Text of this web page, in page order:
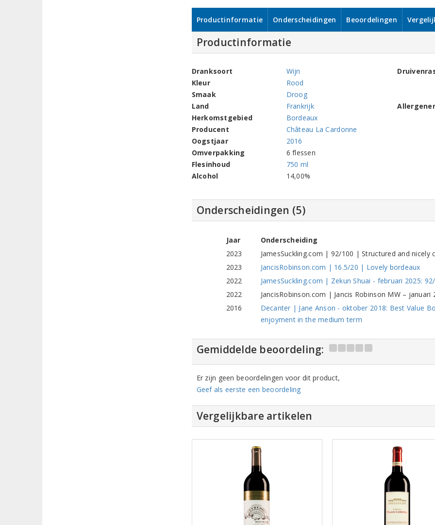
Productinformatie Onderscheidingen Beoordelingen
Productinformatie
Dranksoort
Wijn
Kleur
Rood
Smaak
Droog
Land
Frankrijk
Herkomstgebied
Bordeaux
Producent
Château La Cardonne
Oogstjaar
2016
Omverpakking
6 flessen
Flesinhoud
750 ml
Alcohol
14,00%
Onderscheidingen (5)
Jaar
Onderscheiding
2023
JamesSuckling.com | 92/100 | Structured and nicely
2023
JancisRobinson.com | 16.5/20 | Lovely bordeaux
2022
JamesSuckling.com | Zekun Shuai - februari 2025:
2022
JancisRobinson.com | Jancis Robinson MW –
2016
Decanter | Jane Anson - oktober 2018: Best Value
enjoyment in the medium term
Gemiddelde beoordeling:
Er zijn geen beoordelingen voor dit product,
Geef als eerste een beoordeling
Vergelijkbare artikelen